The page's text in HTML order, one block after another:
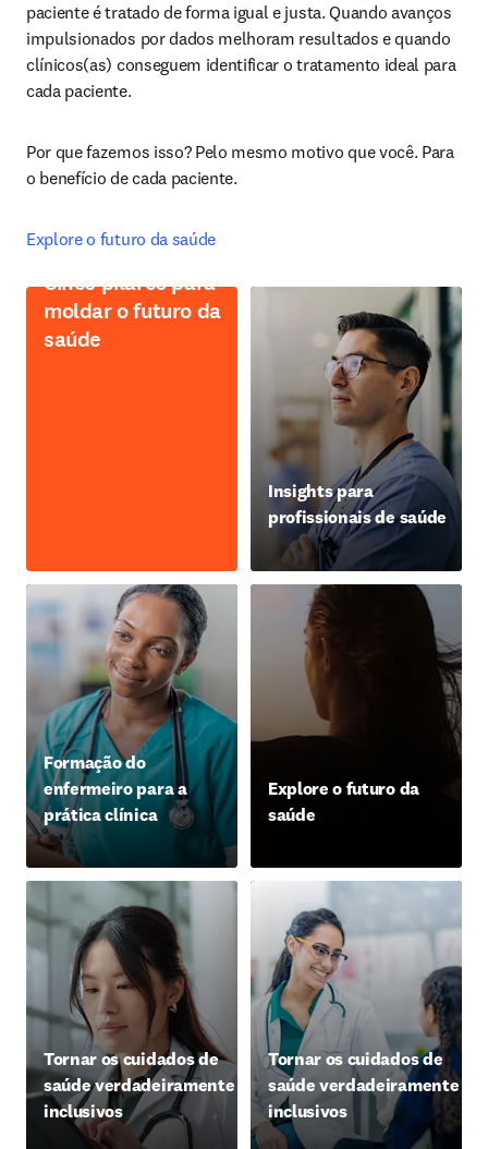
paciente é tratado de forma igual e justa. Quando avanços
impulsionados por dados melhoram resultados e quando
clínicos(as) conseguem identificar o tratamento ideal para
cada paciente.
Por que fazemos isso? Pelo mesmo motivo que você. Para
o benefício de cada paciente.
Explore o futuro da saúde
Cinco pilares para
moldar o futuro da
saúde
Insights para
profissionais de saúde
Formação do
enfermeiro para a
prática clínica
Explore o futuro da
saúde
Tornar os cuidados de
saúde verdadeiramente
inclusivos
Tornar os cuidados de
saúde verdadeiramente
inclusivos